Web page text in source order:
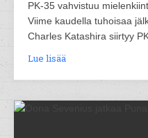
PK-35 vahvistuu
Viime kaudella tuhoisaa
Charles Katashira siirtyy
Lue lisää